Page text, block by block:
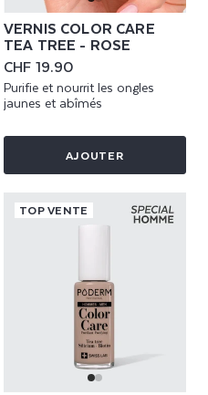
VERNIS COLOR CARE
TEA TREE - ROSE
Prix
habituel
CHF 19.90
Purifie et nourrit les ongles
jaunes et abîmés
AJOUTER
TOP VENTE